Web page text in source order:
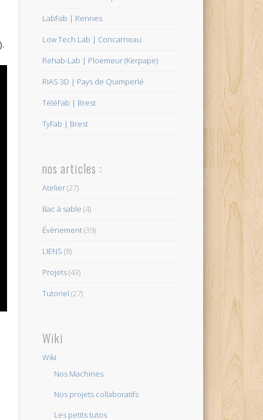
LabFab | Rennes
Low Tech Lab | Concarneau
Rehab-Lab | Ploemeur (Kerpape)
RIAS 3D | Pays de Quimperlé
TéléFab | Brest
TyFab | Brest
nos articles :
Atelier(27)
Bac à sable (4)
Évènement(39)
LIENS (8)
Projets(43)
Tutoriel (27)
Wiki
Wiki
Nos Machines
Nos projets collaboratifs
Les petits tutos